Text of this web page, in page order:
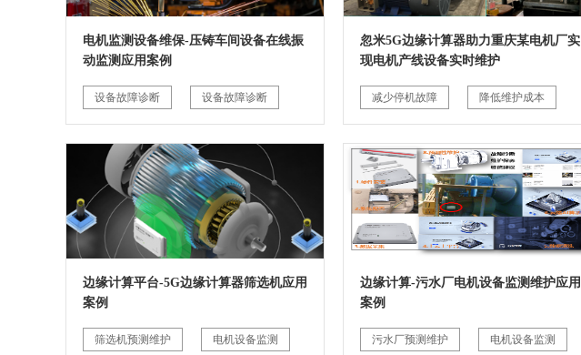
电机监测设备维保-压铸车间设备在线振
动监测应用案例
设备故障诊断 设备故障诊断
忽米5G边缘计算器助力重庆某电机厂实
现电机产线设备实时维护
减少停机故障 降低维护成本
边缘计算平台-5G边缘计算器筛选机应用
案例
筛选机预测维护 电机设备监测
边缘计算-污水厂电机设备监测维护应用
案例
污水厂预测维护 电机设备监测